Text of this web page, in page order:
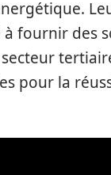
à fournir des
pour la